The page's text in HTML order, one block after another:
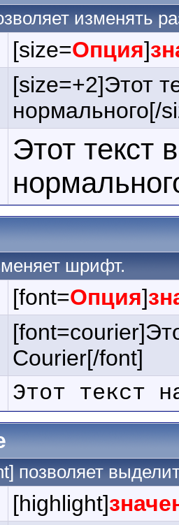
изменять
[size=Опция]
[size=+2]Этот
нормального[/
Этот текст
шрифт.
[font=Опция]
Courier[/font]
Этот текст
позволяет
[highlight]